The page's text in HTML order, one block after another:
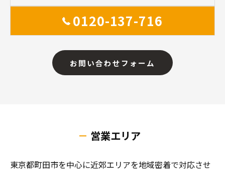
0120-137-716
お問い合わせフォーム
営業エリア
東京都町田市を中心に近郊エリアを地域密着で対応させ